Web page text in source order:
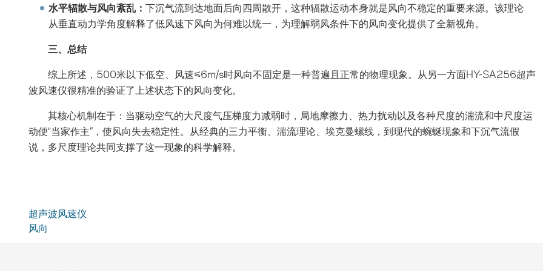
水平辐散与风向紊乱： 下沉气流到达地面后向四周散开，这种辐散运动本身就是风向不稳定的重要来源。该理论
从垂直动力学角度解释了低风速下风向为何难以统一，为理解弱风条件下的风向变化提供了全新视角。
三、总结
综上所述，500米以下低空、风速≤6m/s时风向不固定是一种普遍且正常的物理现象。从另一方面HY-SA256超声
波风速仪很精准的验证了上述状态下的风向变化。
其核心机制在于：当驱动空气的大尺度气压梯度力减弱时，局地摩擦力、热力扰动以及各种尺度的湍流和中尺度运
动便“当家作主”，使风向失去稳定性。从经典的三力平衡、湍流理论、埃克曼螺线，到现代的蜿蜒现象和下沉气流假
说，多尺度理论共同支撑了这一现象的科学解释。
超声波风速仪
风向